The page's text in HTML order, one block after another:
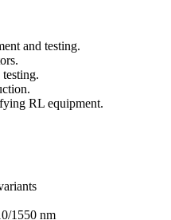
and testing.
testing.
RL equipment.
1550 nm